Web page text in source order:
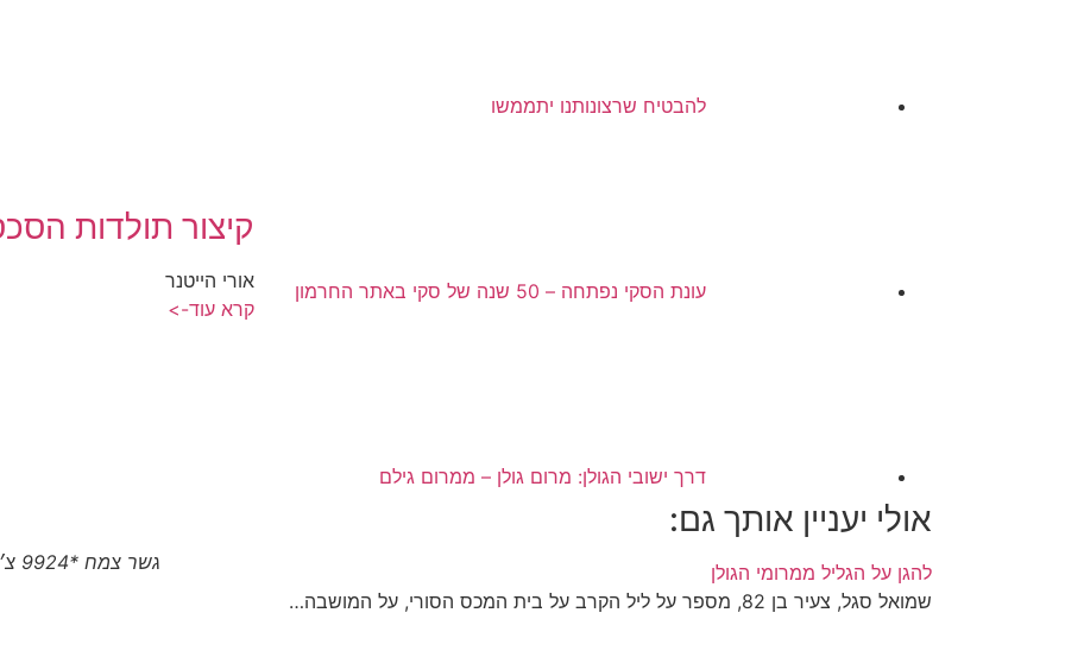
להבטיח שרצונותנו יתממשו
עונת הסקי נפתחה – 50 שנה של סקי באתר החרמון
דרך ישובי הגולן: מרום גולן – ממרום גילם
אולי יעניין אותך גם:
להגן על הגליל ממרומי הגולן
שמואל סגל, צעיר בן 82, מספר על ליל הקרב על בית המכס הסורי, על המושבה…
קיצור תולדות
אורי הייטנר
קרא עוד->
גשר צמח *9924 צ׳יטו טיגו 8 פרו המותג הסיני הגיע לצפון